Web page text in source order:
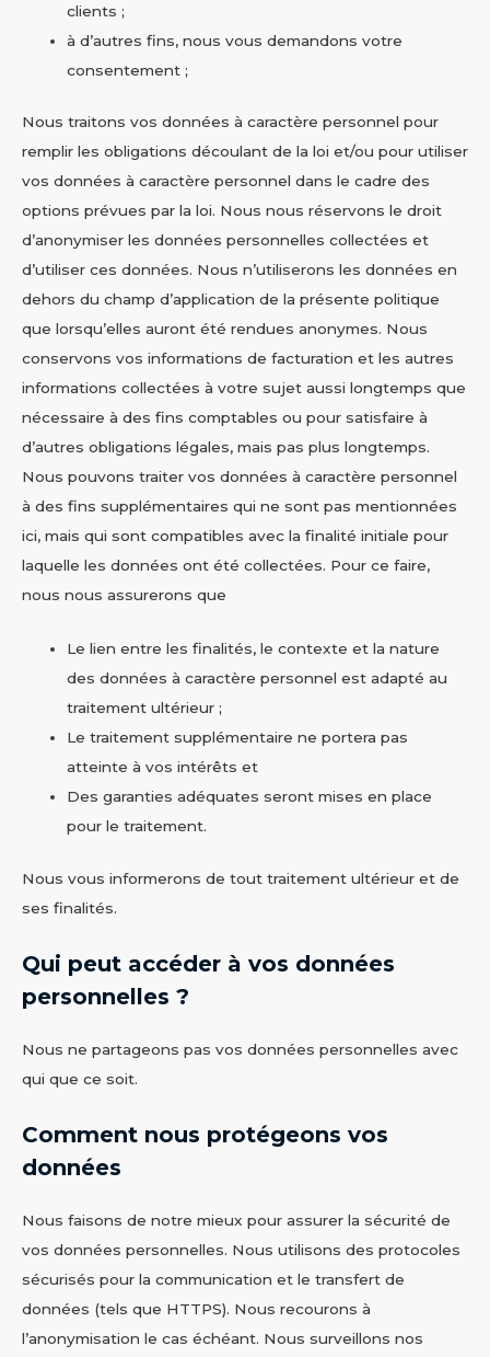
clients ;
à d’autres fins, nous vous demandons votre
consentement ;
Nous traitons vos données à caractère personnel pour
remplir les obligations découlant de la loi et/ou pour utiliser
vos données à caractère personnel dans le cadre des
options prévues par la loi. Nous nous réservons le droit
d’anonymiser les données personnelles collectées et
d’utiliser ces données. Nous n’utiliserons les données en
dehors du champ d’application de la présente politique
que lorsqu’elles auront été rendues anonymes. Nous
conservons vos informations de facturation et les autres
informations collectées à votre sujet aussi longtemps que
nécessaire à des fins comptables ou pour satisfaire à
d’autres obligations légales, mais pas plus longtemps.
Nous pouvons traiter vos données à caractère personnel
à des fins supplémentaires qui ne sont pas mentionnées
ici, mais qui sont compatibles avec la finalité initiale pour
laquelle les données ont été collectées. Pour ce faire,
nous nous assurerons que
Le lien entre les finalités, le contexte et la nature
des données à caractère personnel est adapté au
traitement ultérieur ;
Le traitement supplémentaire ne portera pas
atteinte à vos intérêts et
Des garanties adéquates seront mises en place
pour le traitement.
Nous vous informerons de tout traitement ultérieur et de
ses finalités.
Qui peut accéder à vos données
personnelles ?
Nous ne partageons pas vos données personnelles avec
qui que ce soit.
Comment nous protégeons vos
données
Nous faisons de notre mieux pour assurer la sécurité de
vos données personnelles. Nous utilisons des protocoles
sécurisés pour la communication et le transfert de
données (tels que HTTPS). Nous recourons à
l’anonymisation le cas échéant. Nous surveillons nos